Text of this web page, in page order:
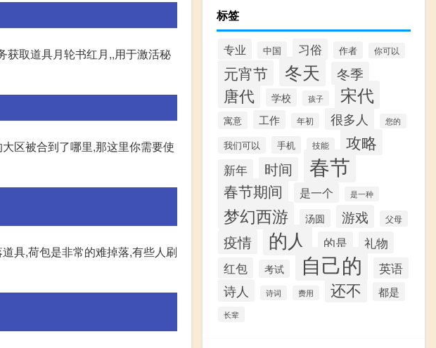
获取道具月轮书红月,,用于激活秘
区被合到了哪里,那这里你需要使
具,荷包是非常的难掉落,有些人刷
标签
专业 中国 习俗 作者 你可以
元宵节 冬天 冬季
唐代 学校 孩子 宋代
寓意 工作 年初 很多人 您的
我们可以 手机 技能 攻略
新年 时间 春节
春节期间 是一个 是一种
梦幻西游 汤圆 游戏 父母
疫情 的人 的是 礼物
红包 考试 自己的 英语
诗人 诗词 费用 还不 都是
长辈